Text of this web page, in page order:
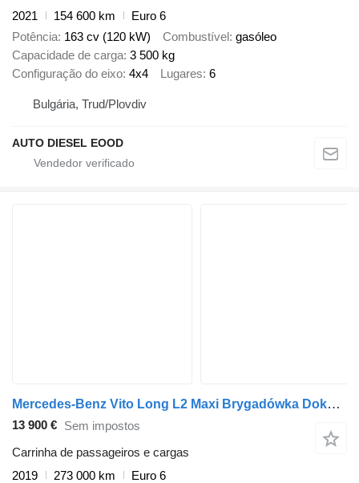
2021
154 600 km
Euro 6
Potência 163 cv (120 kW) Combustível gasóleo
Capacidade de carga 3 500 kg
Configuração do eixo 4x4 Lugares 6
Bulgária, Trud/Plovdiv
AUTO DIESEL EOOD
Mercedes-Benz Vito Long L2 Maxi Brygadówka Doka 6-miejsc Salon PL, Jeden Właśc
13 900 € Sem impostos
Carrinha de passageiros e cargas
2019
273 000 km
Euro 6